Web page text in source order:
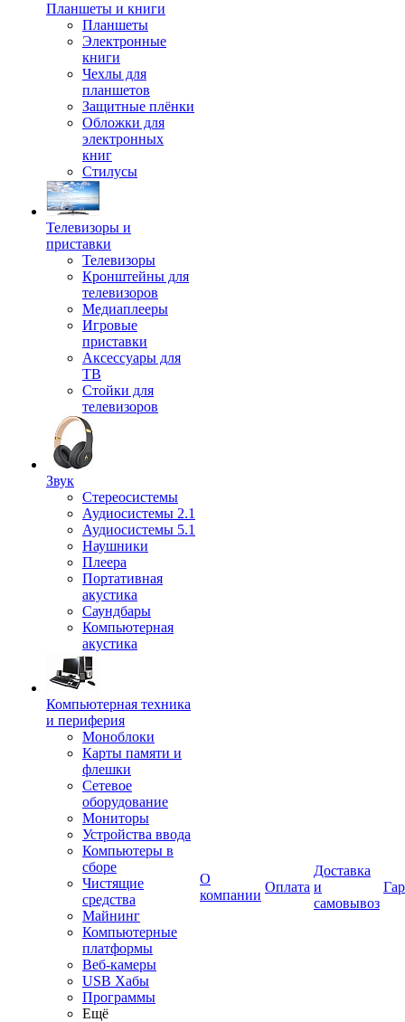
Планшеты и книги
Планшеты
Электронные
книги
Чехлы для
планшетов
Защитные плёнки
Обложки для
электронных
книг
Стилусы
Телевизоры и
приставки
Телевизоры
Кронштейны для
телевизоров
Медиаплееры
Игровые
приставки
Аксессуары для
ТВ
Стойки для
телевизоров
Звук
Стереосистемы
Аудиосистемы 2.1
Аудиосистемы 5.1
Наушники
Плеера
Портативная
акустика
Саундбары
Компьютерная
акустика
Компьютерная техника
и периферия
Моноблоки
Карты памяти и
флешки
Сетевое
оборудование
Мониторы
Устройства ввода
Компьютеры в
сборе
Чистящие
средства
Майнинг
Компьютерные
платформы
Веб-камеры
USB Хабы
Программы
Ещё
О
компании
Оплата
Доставка
и
самовывоз